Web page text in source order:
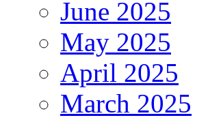
June 2025
May 2025
April 2025
March 2025